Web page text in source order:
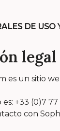
DE
legal
es un sitio
+33 (0)7 77
con